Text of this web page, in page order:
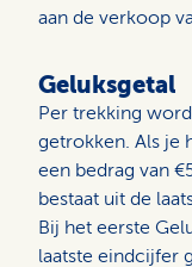
aan de verkoop
Geluksgetal
Per trekking
getrokken. Als je
een bedrag van
bestaat uit de
Bij het eerste
laatste eindcijfer